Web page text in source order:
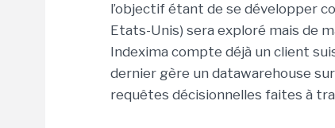
l’objectif étant de se développer
Etats-Unis) sera exploré mais de
Indexima compte déjà un client
dernier gère un datawarehouse
requêtes décisionnelles faites à